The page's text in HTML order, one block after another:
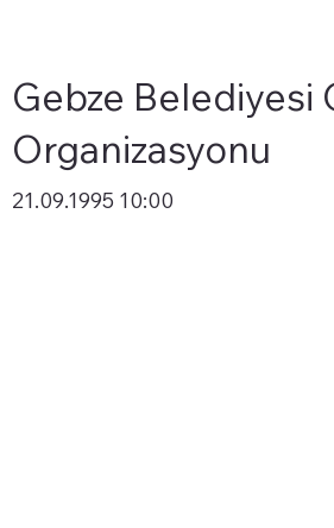
Gebze Belediyesi
Organizasyonu
21.09.1995 10:00